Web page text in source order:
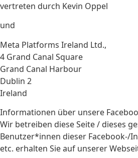
vertreten durch Kevin Oppel
und
Meta Platforms Ireland Ltd.,
4 Grand Canal Square
Grand Canal Harbour
Dublin 2
Ireland
Informationen über unsere
Wir betreiben diese Seite / dieses
Benutzer*innen dieser Facebook-/
etc. erhalten Sie auf unserer